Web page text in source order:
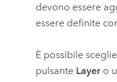
devono essere
essere definite
È possibile
pulsante Layer o